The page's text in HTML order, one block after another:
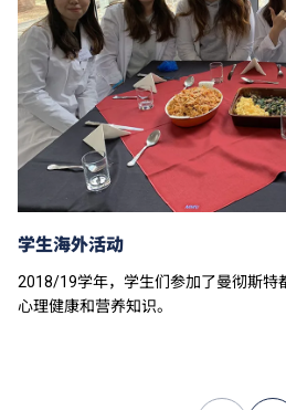
学生海外活动
2018/19学年，学生们参加了曼彻斯特
心理健康和营养知识。